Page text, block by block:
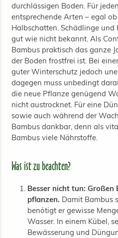
durchlässigen Boden. Für
entsprechende Arten – egal
Halbschatten. Schädlinge und
gut wie nicht bekannt. Als
Bambus praktisch das ganze
der Boden frostfrei ist. Bei
guter Winterschutz jedoch
dagegen muss unbedingt
die neue Pflanze genügend
nicht austrocknet. Für eine
sowie auch während der
Bambus dankbar, denn als
Bambus viele Nährstoffe.
Was ist zu beachten?
Besser nicht tun: Großen
pflanzen. Damit Bambus
benötigt er gewisse
Wasser. In einem Kübel,
Bewässerung und